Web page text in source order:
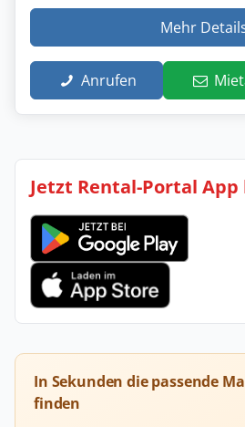
Mehr
Anrufen
Jetzt Rental-Portal App
In Sekunden die passende
finden